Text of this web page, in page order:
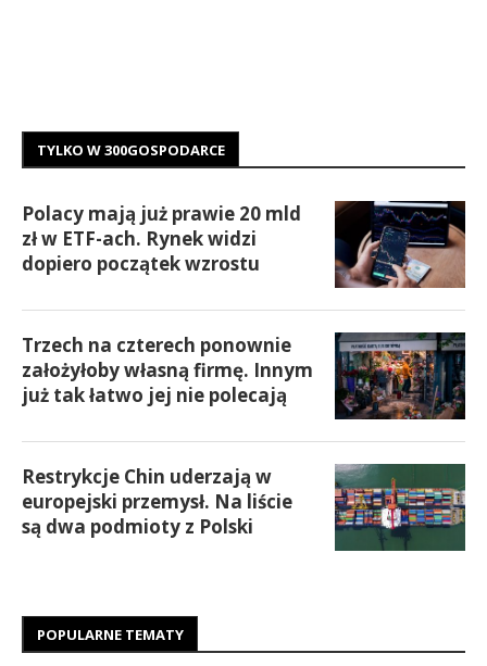
TYLKO W 300GOSPODARCE
Polacy mają już prawie 20 mld
zł w ETF-ach. Rynek widzi
dopiero początek wzrostu
Trzech na czterech ponownie
założyłoby własną firmę. Innym
już tak łatwo jej nie polecają
Restrykcje Chin uderzają w
europejski przemysł. Na liście
są dwa podmioty z Polski
POPULARNE TEMATY